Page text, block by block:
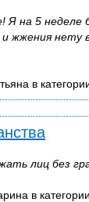
Я на 5
и жжения нету
в
лиц без
в категории